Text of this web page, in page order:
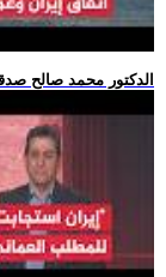
.. الدكتور محمد صالح